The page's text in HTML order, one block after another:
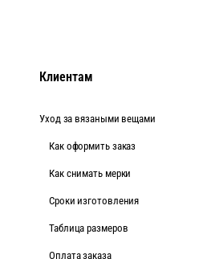
Клиентам
Уход за вязаными вещами
Как оформить заказ
Как снимать мерки
Cроки изготовления
Таблица размеров
Оплата заказа